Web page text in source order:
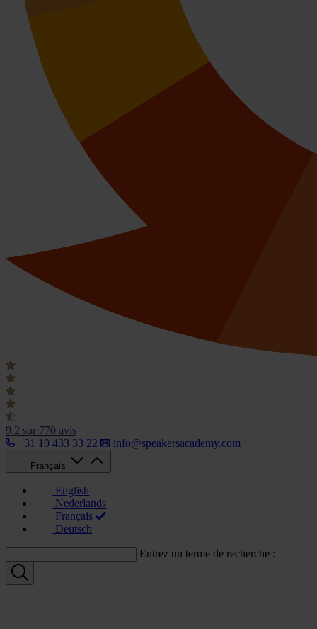
9.2 sur 770 avis
+31 10 433 33 22
info@speakersacademy.com
Français
English
Nederlands
Français
Deutsch
Entrez un terme de recherche :